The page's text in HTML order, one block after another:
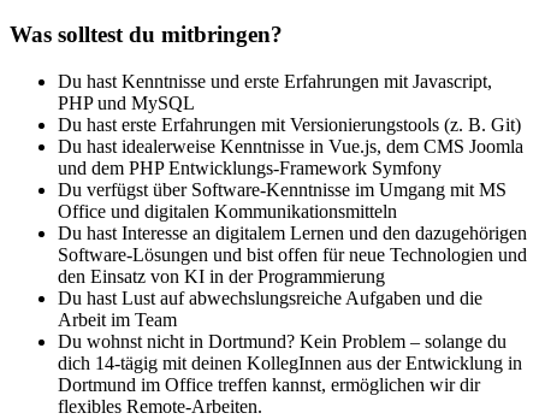
Was solltest du mitbringen?
Du hast Kenntnisse und erste Erfahrungen mit Javascript,
PHP und MySQL
Du hast erste Erfahrungen mit Versionierungstools (z. B. Git)
Du hast idealerweise Kenntnisse in Vue.js, dem CMS Joomla
und dem PHP Entwicklungs-Framework Symfony
Du verfügst über Software-Kenntnisse im Umgang mit MS
Office und digitalen Kommunikationsmitteln
Du hast Interesse an digitalem Lernen und den dazugehörigen
Software-Lösungen und bist offen für neue Technologien und
den Einsatz von KI in der Programmierung
Du hast Lust auf abwechslungsreiche Aufgaben und die
Arbeit im Team
Du wohnst nicht in Dortmund? Kein Problem – solange du
dich 14-tägig mit deinen KollegInnen aus der Entwicklung in
Dortmund im Office treffen kannst, ermöglichen wir dir
flexibles Remote-Arbeiten.